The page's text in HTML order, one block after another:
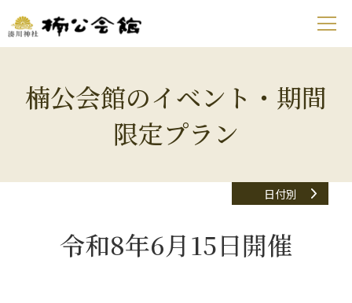
楠公会館のイベント・期間
限定プラン
日付別
令和8年6月15日開催